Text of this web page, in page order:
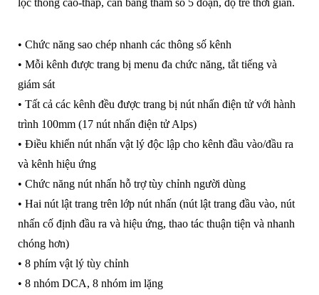
lọc thông cao-thấp, cân bằng tham số 5 đoạn, độ trễ thời gian.
• Chức năng sao chép nhanh các thông số kênh
• Mỗi kênh được trang bị menu đa chức năng, tắt tiếng và
giám sát
• Tất cả các kênh đều được trang bị nút nhấn điện tử với hành
trình 100mm (17 nút nhấn điện tử Alps)
• Điều khiển nút nhấn vật lý độc lập cho kênh đầu vào/đầu ra
và kênh hiệu ứng
• Chức năng nút nhấn hỗ trợ tùy chỉnh người dùng
• Hai nút lật trang trên lớp nút nhấn (nút lật trang đầu vào, nút
nhấn cố định đầu ra và hiệu ứng, thao tác thuận tiện và nhanh
chóng hơn)
• 8 phím vật lý tùy chỉnh
• 8 nhóm DCA, 8 nhóm im lặng